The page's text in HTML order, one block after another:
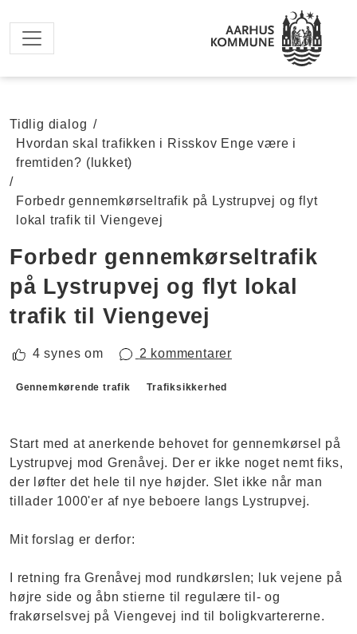
Tidlig dialog /
Hvordan skal trafikken i Risskov Enge være i
fremtiden? (lukket)
/
Forbedr gennemkørseltrafik på Lystrupvej og flyt
lokal trafik til Viengevej
Forbedr gennemkørseltrafik
på Lystrupvej og flyt lokal
trafik til Viengevej
4 synes om 2 kommentarer
Forslagskategorier
Gennemkørende trafik Trafiksikkerhed
Start med at anerkende behovet for gennemkørsel på
Lystrupvej mod Grenåvej. Der er ikke noget nemt fiks,
der løfter det hele til nye højder. Slet ikke når man
tillader 1000'er af nye beboere langs Lystrupvej.
Mit forslag er derfor:
I retning fra Grenåvej mod rundkørslen; luk vejene på
højre side og åbn stierne til regulære til- og
frakørselsvej på Viengevej ind til boligkvartererne.